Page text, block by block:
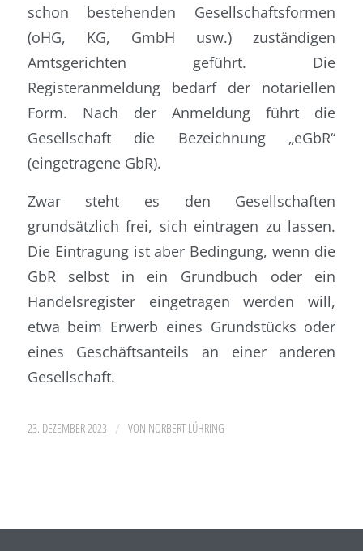
schon bestehenden Gesellschaftsformen
(oHG, KG, GmbH usw.) zuständigen
Amtsgerichten geführt. Die
Registeranmeldung bedarf der notariellen
Form. Nach der Anmeldung führt die
Gesellschaft die Bezeichnung „eGbR“
(eingetragene GbR).
Zwar steht es den Gesellschaften
grundsätzlich frei, sich eintragen zu lassen.
Die Eintragung ist aber Bedingung, wenn die
GbR selbst in ein Grundbuch oder ein
Handelsregister eingetragen werden will,
etwa beim Erwerb eines Grundstücks oder
eines Geschäftsanteils an einer anderen
Gesellschaft.
23. DEZEMBER 2023 / VON NORBERT LÜHRING